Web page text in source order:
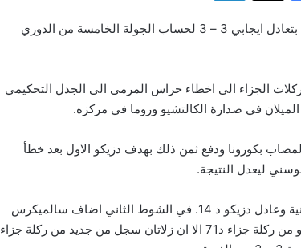
انتهى اللقاء المجنون الذي جمع ​ميلان​ وضيفه روما بتعادل ايجابي 3 – 3 لحساب الجولة الخامسة من ​الدوري
الجزاء الى اخطاء حراس المرمى الى الجدل التحكيمي
في صدارة الكالتشيو وروما في مركزه.
بكورونا ودفع ثمن ذلك بهدف دزيكو الاول بعد خطأ
ليعدل النتيجة.
وسجل زلاتان الهدف الاول لفريقه في الدقيقة الثانية وعادل دزيكو د 14. في الشوط الثاني اضاف سالميكرس
الهدف الثاني للميلان د 47 ومرة جديدة عادل فيرتو من ركلة جزاء د71 الا ان زلاتان سجل من جديد من ركلة جزاء